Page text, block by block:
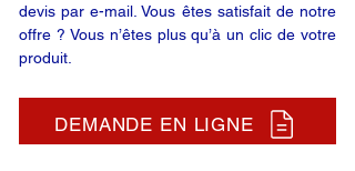
devis par e-mail. Vous êtes satisfait de notre
offre ? Vous n’êtes plus qu’à un clic de votre
produit.
DEMANDE EN LIGNE